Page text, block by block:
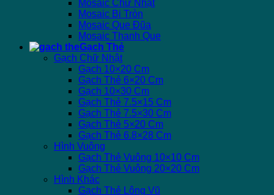
Mosaic Chữ Nhật
Mosaic Bi Tròn
Mosaic Que Đũa
Mosaic Thanh Que
Gạch Thẻ
Gạch Chữ Nhật
Gạch 10×20 Cm
Gạch Thẻ 6×20 Cm
Gạch 10×30 Cm
Gạch Thẻ 7.5×15 Cm
Gạch Thẻ 7.5×30 Cm
Gạch Thẻ 5×20 Cm
Gạch Thẻ 6.8×28 Cm
Hình Vuông
Gạch Thẻ Vuông 10×10 Cm
Gạch Thẻ Vuông 20×20 Cm
Hình Khác
Gạch Thẻ Lông Vũ